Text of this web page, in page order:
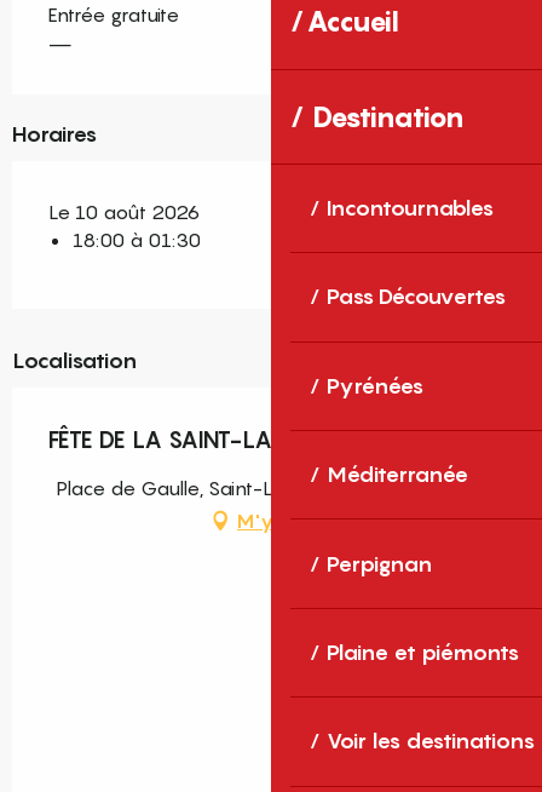
Accueil
Destination
Incontournables
Pass Découvertes
Pyrénées
Méditerranée
Perpignan
Plaine et piémonts
Voir les destinations
Entrée gratuite
—
Horaires
Le 10 août 2026
18:00 à 01:30
Localisation
FÊTE DE LA SAINT-LAURENT
Place de Gaulle, Saint-Laurent-de-la-Salanque
M'y rendre